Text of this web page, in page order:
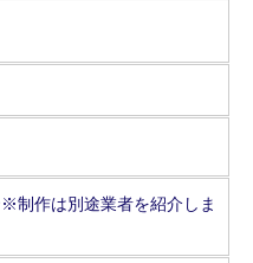
制作は別途業者を紹介しま